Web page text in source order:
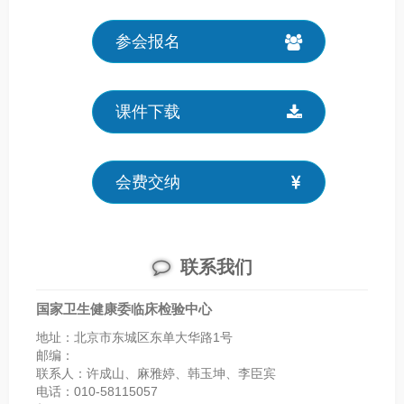
参会报名
课件下载
会费交纳
联系我们
国家卫生健康委临床检验中心
地址：北京市东城区东单大华路1号
邮编：
联系人：许成山、麻雅婷、韩玉坤、李臣宾
电话：010-58115057